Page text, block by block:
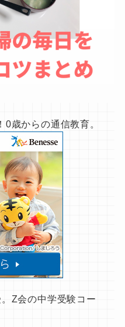
0歳からの通信教育。
Z会の中学受験コー